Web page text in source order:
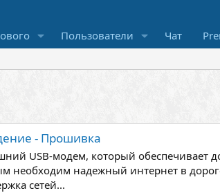
Пользователи Чат
- Прошивка
USB-модем, который обеспечивает
необходим надежный интернет в
сетей...